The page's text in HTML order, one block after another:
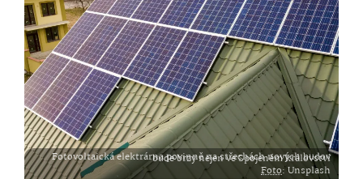
Fotovoltaická elektrárna povinně na střechách nových budov bude brzy nejen ve Spojeném království
Foto: Unsplash